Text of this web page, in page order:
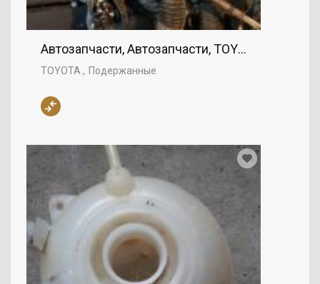
Автозапчасти, Автозапчасти, TOYOTA
TOYOTA Подержанные